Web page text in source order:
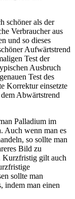
schöner als der
Verbraucher aus
und so dieses
Aufwärtstrend
Test der
Ausbruch
Test des
Korrektur einsetzte
Abwärtstrend
Palladium im
Auch wenn man es
so sollte man
Bild zu
Kurzfristig gilt auch
sollte man
indem man einen